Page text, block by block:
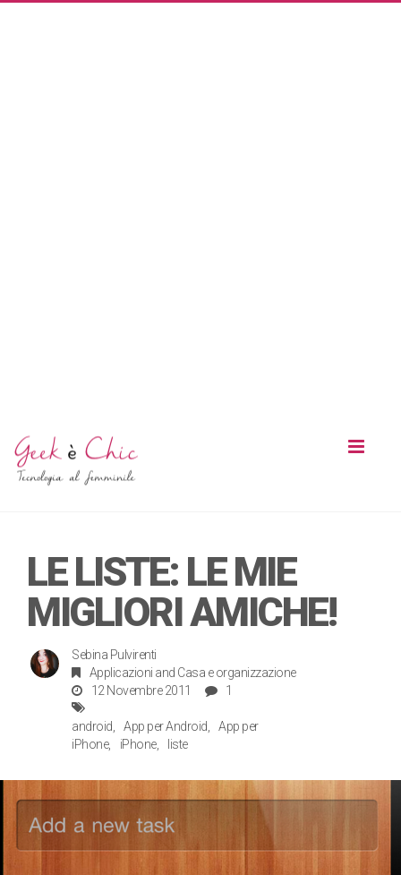
LE LISTE: LE MIE
MIGLIORI AMICHE!
Sebina Pulvirenti
Applicazioni and Casa e organizzazione
12 Novembre 2011
1
android App per Android
App per
iPhone
iPhone liste